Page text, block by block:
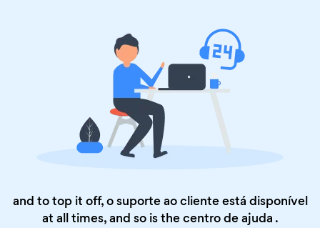
and to top it off, o suporte ao cliente está disponível
at all times, and so is thecentro de ajuda .